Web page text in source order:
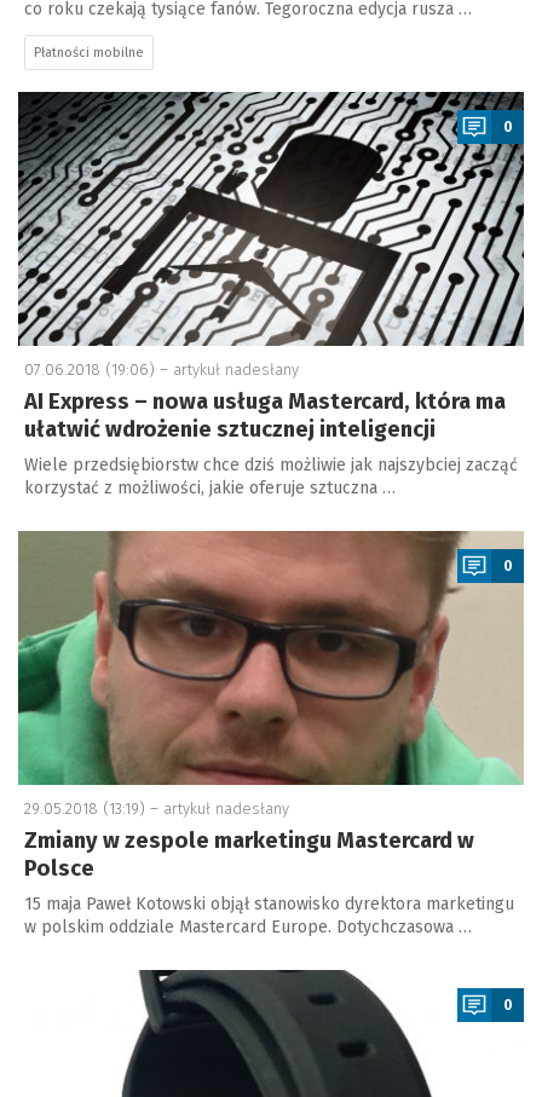
co roku czekają tysiące fanów. Tegoroczna edycja rusza …
Płatności mobilne
a
0
07.06.2018 (19:06) – artykuł nadesłany
AI Express – nowa usługa Mastercard, która ma
ułatwić wdrożenie sztucznej inteligencji
Wiele przedsiębiorstw chce dziś możliwie jak najszybciej zacząć
korzystać z możliwości, jakie oferuje sztuczna …
a
0
29.05.2018 (13:19) – artykuł nadesłany
Zmiany w zespole marketingu Mastercard w
Polsce
15 maja Paweł Kotowski objął stanowisko dyrektora marketingu
w polskim oddziale Mastercard Europe. Dotychczasowa …
0